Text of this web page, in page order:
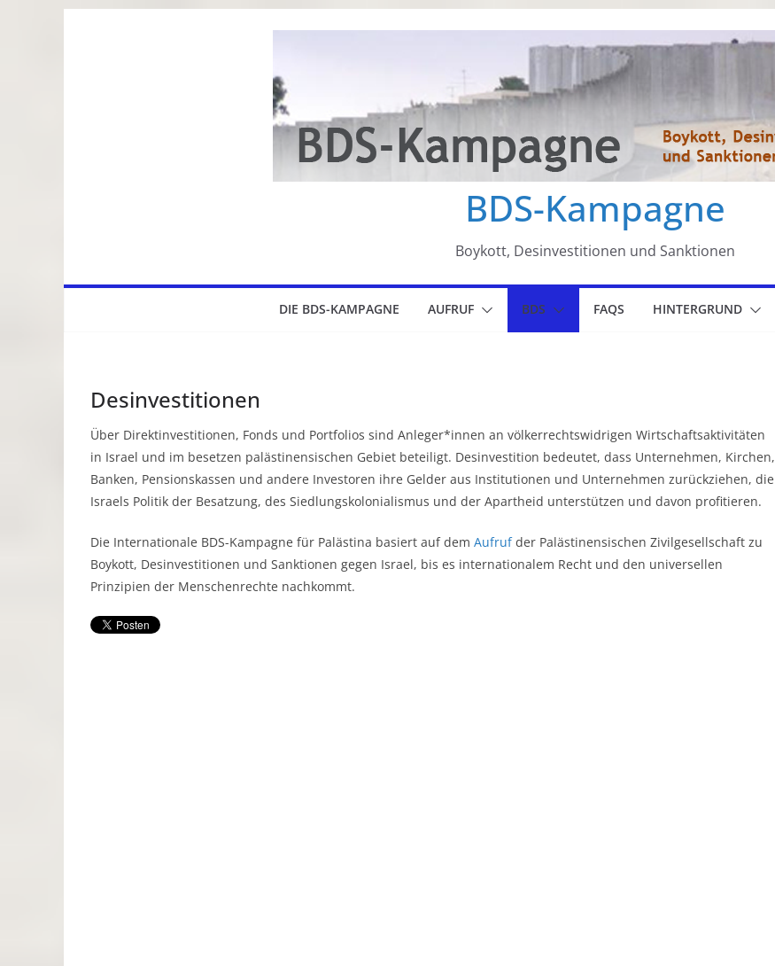
BDS-Kampagne
Boykott, Desinvestitionen und Sanktionen
DIE BDS-KAMPAGNE AUFRUF BDS FAQS HINTERGRUND
Desinvestitionen
Über Direktinvestitionen, Fonds und Portfolios sind Anleger*innen an völkerrechtswidrigen Wirtschaftsaktivitäten
in Israel und im besetzen palästinensischen Gebiet beteiligt. Desinvestition bedeutet, dass Unternehmen, Kirchen,
Banken, Pensionskassen und andere Investoren ihre Gelder aus Institutionen und Unternehmen zurückziehen, die
Israels Politik der Besatzung, des Siedlungskolonialismus und der Apartheid unterstützen und davon profitieren.
Die Internationale BDS-Kampagne für Palästina basiert auf dem Aufrufder Palästinensischen Zivilgesellschaft zu
Boykott, Desinvestitionen und Sanktionen gegen Israel, bis es internationalem Recht und den universellen
Prinzipien der Menschenrechte nachkommt.